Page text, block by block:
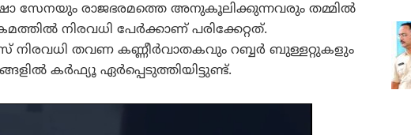
സേനയും രാജഭരമത്തെ അനുകൂലിക്കുന്നവരും തമ്മിൽ
നിരവധി പേർക്കാണ് പരിക്കേറ്റത്.
നിരവധി തവണ കണ്ണീർവാതകവും റബ്ബർ ബുള്ളറ്റുകളും
കർഫ്യൂ ഏർപ്പെടുത്തിയിട്ടുണ്ട്.